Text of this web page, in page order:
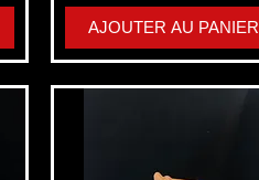
AJOUTER AU PANIER